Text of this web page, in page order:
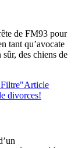
de FM93 pour
tant qu’avocate
des chiens de
Article
divorces!